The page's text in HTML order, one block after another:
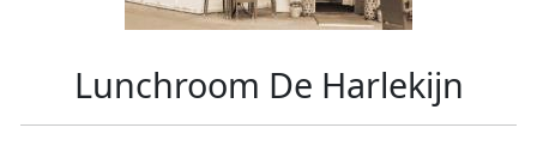
Lunchroom De Harlekijn